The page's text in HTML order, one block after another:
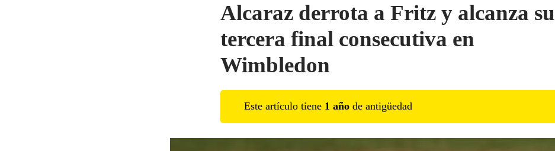
Alcaraz derrota a Fritz y alcanza su
tercera final consecutiva en
Wimbledon
Este artículo tiene 1 año de antigüedad